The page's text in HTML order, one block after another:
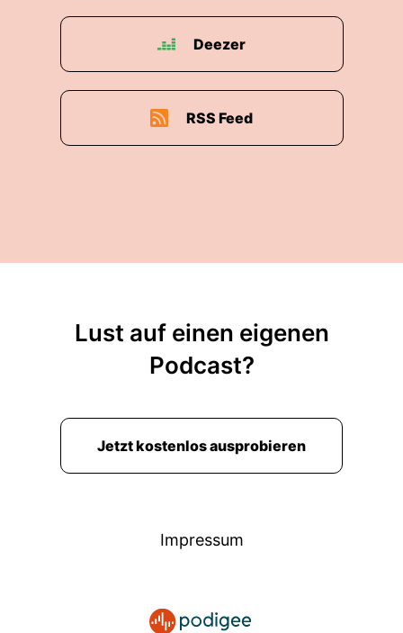
Deezer
RSS Feed
Lust auf einen eigenen
Podcast?
Jetzt kostenlos ausprobieren
Impressum